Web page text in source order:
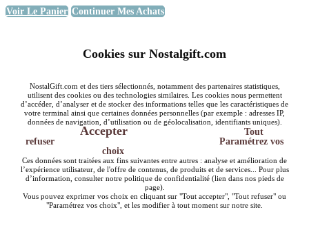
Voir Le Panier Continuer Mes Achats
Cookies sur Nostalgift.com
NostalGift.com et des tiers sélectionnés, notamment des partenaires statistiques,
utilisent des cookies ou des technologies similaires. Les cookies nous permettent
d’accéder, d’analyser et de stocker des informations telles que les caractéristiques de
votre terminal ainsi que certaines données personnelles (par exemple : adresses IP,
données de navigation, d’utilisation ou de géolocalisation, identifiants uniques).
Accepter
Tout
refuser
Paramétrez vos
choix
Ces données sont traitées aux fins suivantes entre autres : analyse et amélioration de
l’expérience utilisateur, de l'offre de contenus, de produits et de services... Pour plus
d’information, consulter notre politique de confidentialité (lien dans nos pieds de
page).
Vous pouvez exprimer vos choix en cliquant sur "Tout accepter", "Tout refuser" ou
"Paramétrez vos choix", et les modifier à tout moment sur notre site.